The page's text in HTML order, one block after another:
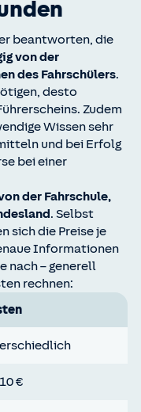
beantworten, die
von der
des Fahrschülers.
desto
Zudem
Wissen sehr
und bei Erfolg
bei einer
der Fahrschule,
. Selbst
sich die Preise je
Informationen
nach – generell
rechnen:
€